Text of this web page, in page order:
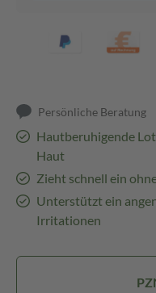
Persönliche Beratung
Hautberuhigende
Haut
Zieht schnell ein
Unterstützt ein
Irritationen